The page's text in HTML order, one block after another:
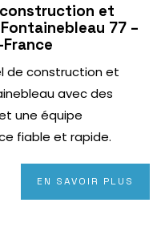
et
77 –
de construction et
avec des
une équipe
fiable et rapide.
EN SAVOIR PLUS